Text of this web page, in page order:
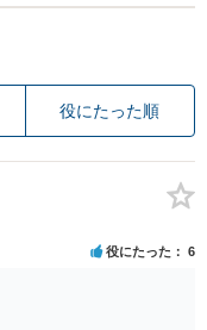
役にたった順
役にたった 6